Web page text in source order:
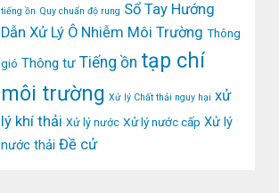
tiếng ồn Quy chuẩn độ rung Sổ Tay Hướng
Dẫn Xử Lý Ô Nhiễm Môi Trường Thông
gió Thông tư Tiếng ồn tạp chí
môi trường Xử lý Chất thải nguy hại xử
lý khí thải Xử lý nước Xử lý nước cấp Xử lý
nước thải Đề cử